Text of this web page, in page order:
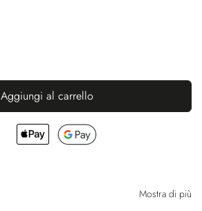
Aggiungi al carrello
Mostra di più